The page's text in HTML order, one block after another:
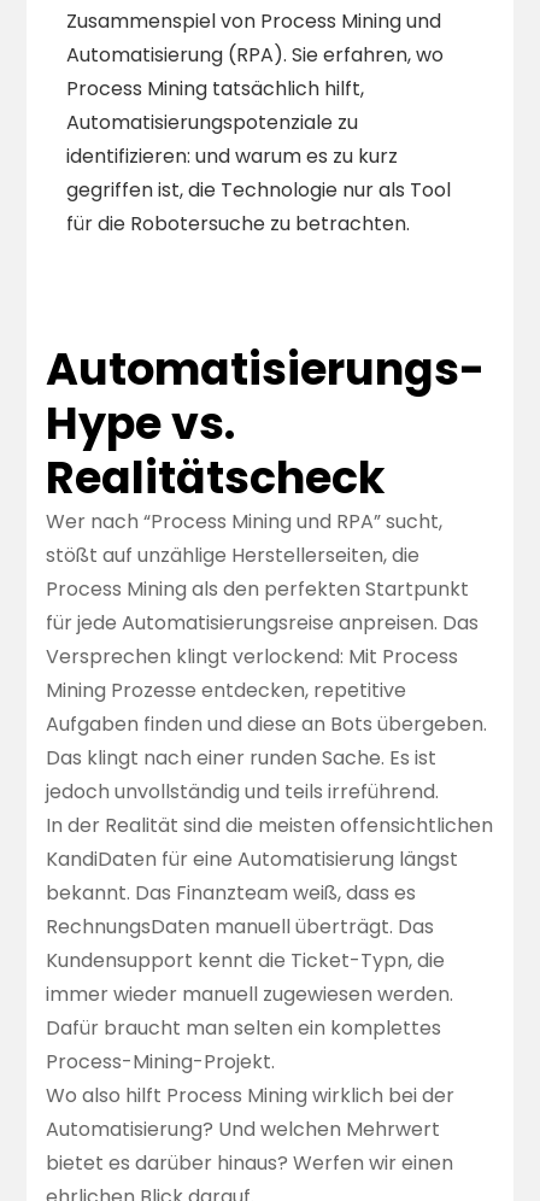
Zusammenspiel von Process Mining und
Automatisierung (RPA). Sie erfahren, wo
Process Mining tatsächlich hilft,
Automatisierungspotenziale zu
identifizieren: und warum es zu kurz
gegriffen ist, die Technologie nur als Tool
für die Robotersuche zu betrachten.
Automatisierungs-
Hype vs.
Realitätscheck
Wer nach “Process Mining und RPA” sucht,
stößt auf unzählige Herstellerseiten, die
Process Mining als den perfekten Startpunkt
für jede Automatisierungsreise anpreisen. Das
Versprechen klingt verlockend: Mit Process
Mining Prozesse entdecken, repetitive
Aufgaben finden und diese an Bots übergeben.
Das klingt nach einer runden Sache. Es ist
jedoch unvollständig und teils irreführend.
In der Realität sind die meisten offensichtlichen
KandiDaten für eine Automatisierung längst
bekannt. Das Finanzteam weiß, dass es
RechnungsDaten manuell überträgt. Das
Kundensupport kennt die Ticket-Typn, die
immer wieder manuell zugewiesen werden.
Dafür braucht man selten ein komplettes
Process-Mining-Projekt.
Wo also hilft Process Mining wirklich bei der
Automatisierung? Und welchen Mehrwert
bietet es darüber hinaus? Werfen wir einen